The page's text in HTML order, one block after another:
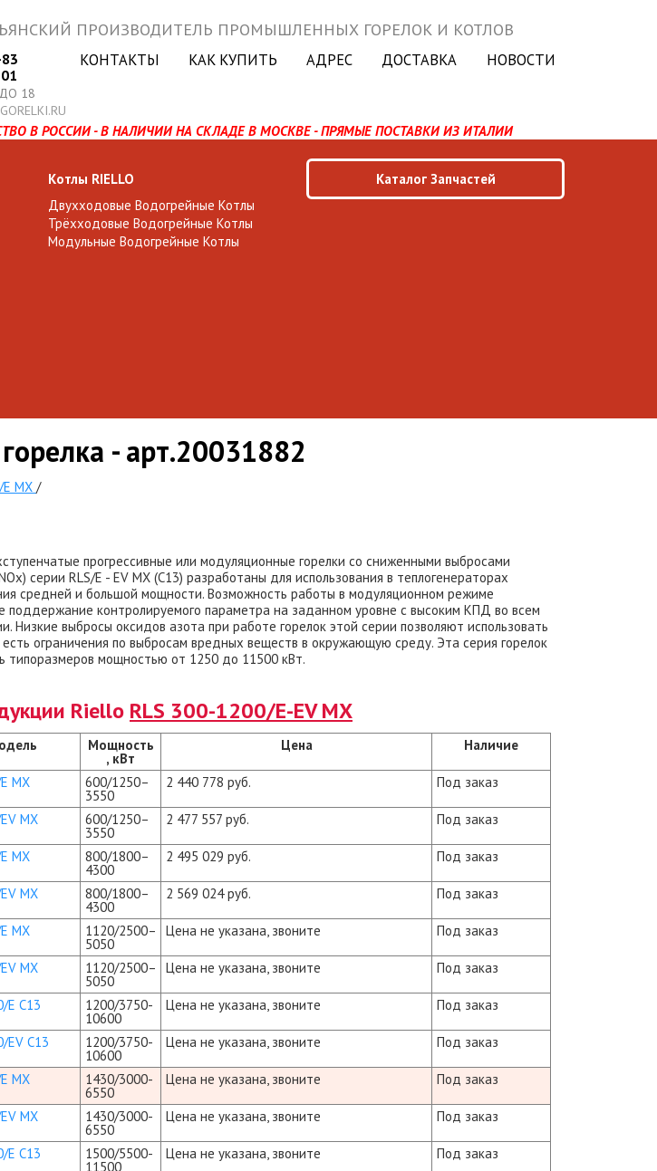
ПРОИЗВОДИТЕЛЬ ПРОМЫШЛЕННЫХ ГОРЕЛОК И КОТЛОВ
18
КОНТАКТЫ КАК КУПИТЬ АДРЕС ДОСТАВКА НОВОСТИ
В РОССИИ - В НАЛИЧИИ НА СКЛАДЕ В МОСКВЕ - ПРЯМЫЕ ПОСТАВКИ ИЗ ИТАЛИИ
Котлы RIELLO
Двухходовые Водогрейные Котлы
Трёхходовые Водогрейные Котлы
Модульные Водогрейные Котлы
Каталог Запчастей
- арт.20031882
MX /
прогрессивные или модуляционные горелки со сниженными выбросами
серии RLS/E - EV MX (С13) разработаны для использования в теплогенераторах
средней и большой мощности. Возможность работы в модуляционном режиме
поддержание контролируемого параметра на заданном уровне с высоким КПД во всем
Низкие выбросы оксидов азота при работе горелок этой серии позволяют использовать
ограничения по выбросам вредных веществ в окружающую среду. Эта серия горелок
типоразмеров мощностью от 1250 до 11500 кВт.
Riello RLS 300-1200/E-EV MX
Мощность
, кВт
Цена Наличие
MX 600/1250–
3550
2 440 778 руб. Под заказ
MX 600/1250–
3550
2 477 557 руб. Под заказ
MX 800/1800–
4300
2 495 029 руб. Под заказ
MX 800/1800–
4300
2 569 024 руб. Под заказ
MX 1120/2500–
5050
Цена не указана, звоните Под заказ
MX 1120/2500–
5050
Цена не указана, звоните Под заказ
E C13 1200/3750-
10600
Цена не указана, звоните Под заказ
EV C13 1200/3750-
10600
Цена не указана, звоните Под заказ
MX 1430/3000-
6550
Цена не указана, звоните Под заказ
MX 1430/3000-
6550
Цена не указана, звоните Под заказ
E C13 1500/5500-
11500
Цена не указана, звоните Под заказ